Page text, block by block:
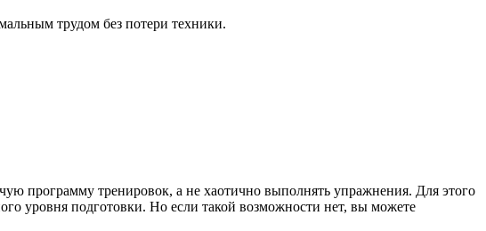
трудом без потери техники.
программу тренировок, а не хаотично выполнять упражнения. Для этого
уровня подготовки. Но если такой возможности нет, вы можете